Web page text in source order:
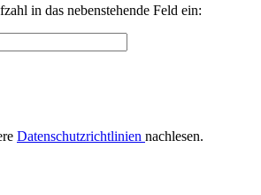
in das nebenstehende Feld ein:
Datenschutzrichtlinien nachlesen.